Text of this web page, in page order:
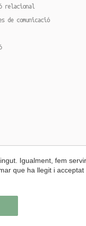
relacional
de comunicació
Igualment, fem
que ha llegit i